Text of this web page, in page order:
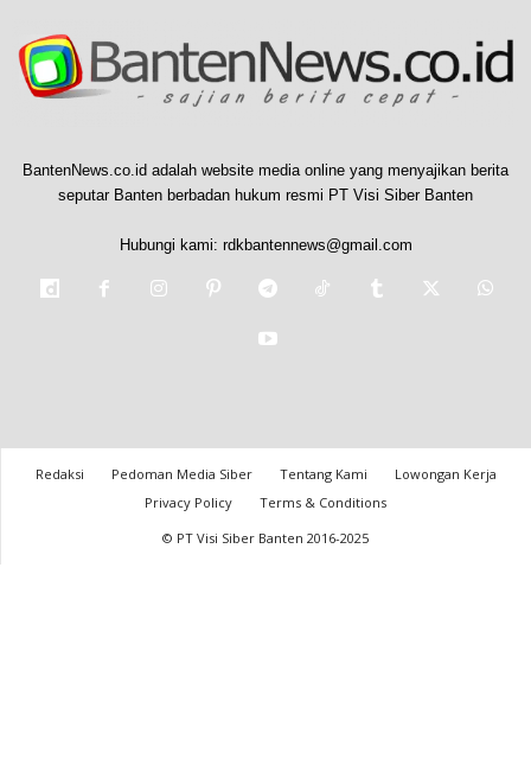
BantenNews.co.id adalah website media online yang menyajikan berita
seputar Banten berbadan hukum resmi PT Visi Siber Banten
Hubungi kami: rdkbantennews@gmail.com
Redaksi Pedoman Media Siber Tentang Kami
Lowongan Kerja
Privacy Policy
Terms & Conditions
© PT Visi Siber Banten 2016-2025